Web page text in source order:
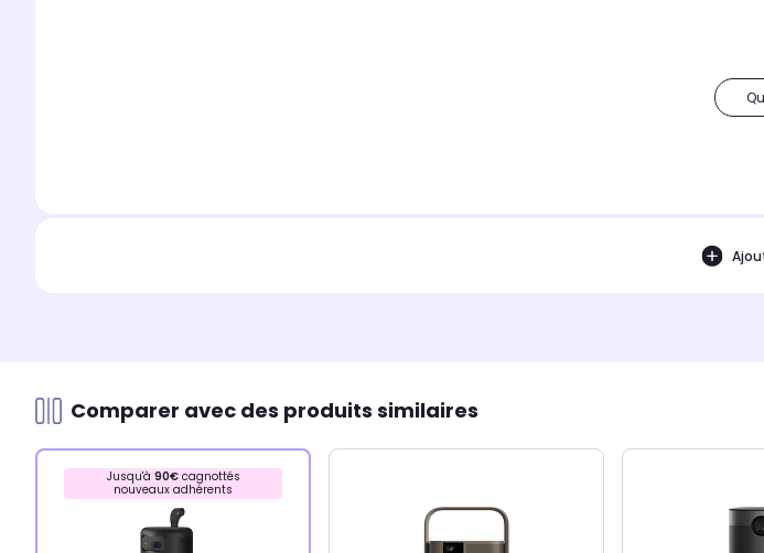
Comparer avec des produits similaires
Jusqu'à 90€cagnottés
nouveaux adhérents